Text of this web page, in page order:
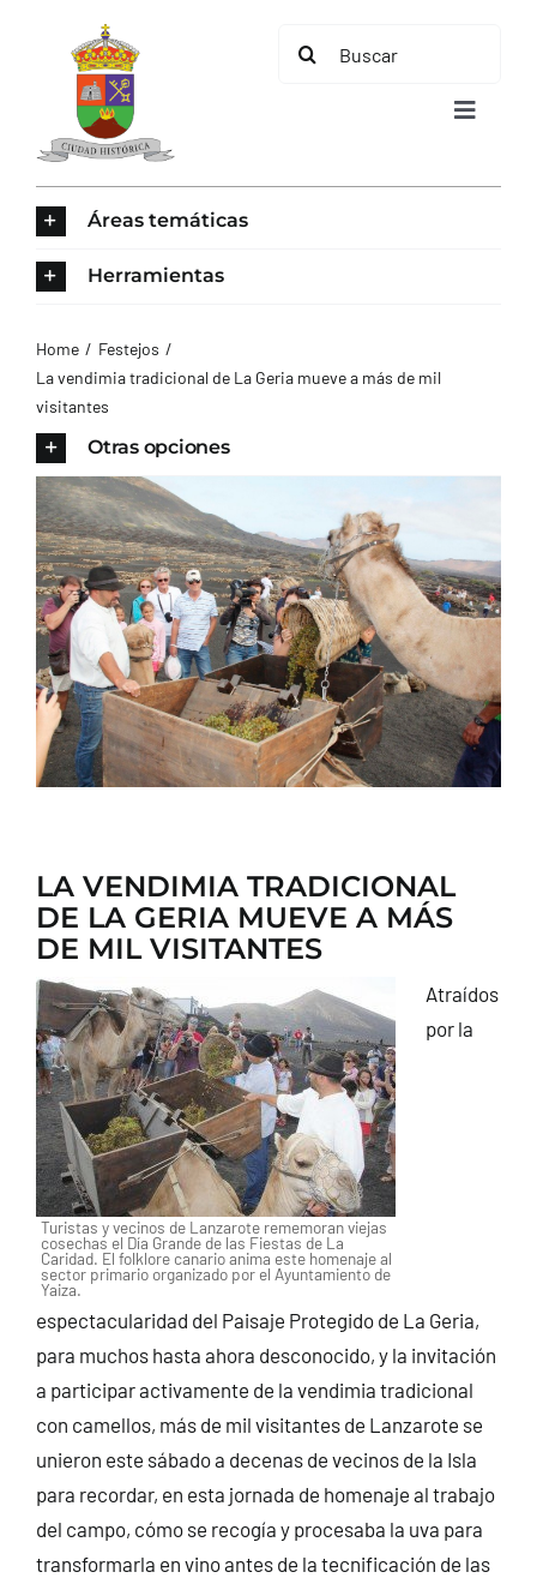
contenido
Buscar:
Toggle
AYUNTAMIENTO
TURISMO
CONTACTO
Áreas temáticas
Herramientas
Home
Festejos
La vendimia tradicional de La Geria mueve a más de mil
visitantes
Otras opciones
LA VENDIMIA TRADICIONAL
DE LA GERIA MUEVE A MÁS
DE MIL VISITANTES
Turistas y vecinos de Lanzarote rememoran viejas
cosechas el Día Grande de las Fiestas de La
Caridad. El folklore canario anima este homenaje al
sector primario organizado por el Ayuntamiento de
Yaiza.
Atraídos
por la
espectacularidad del Paisaje Protegido de La Geria,
para muchos hasta ahora desconocido, y la invitación
a participar activamente de la vendimia tradicional
con camellos, más de mil visitantes de Lanzarote se
unieron este sábado a decenas de vecinos de la Isla
para recordar, en esta jornada de homenaje al trabajo
del campo, cómo se recogía y procesaba la uva para
transformarla en vino antes de la tecnificación de las